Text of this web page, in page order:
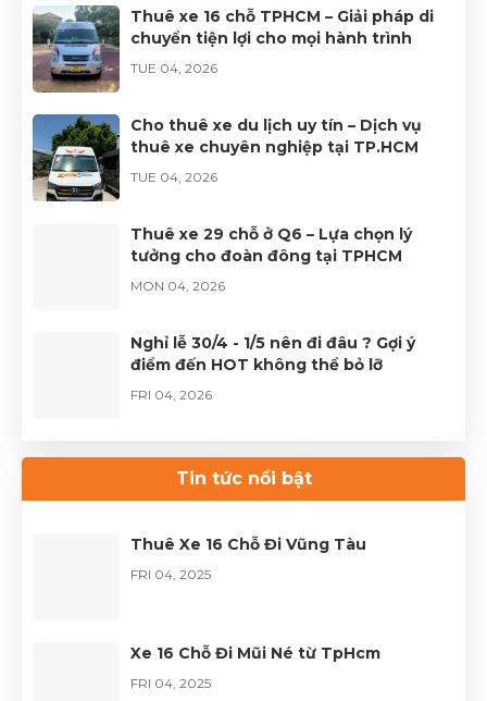
Thuê xe 16 chỗ TPHCM – Giải pháp di
chuyển tiện lợi cho mọi hành trình
TUE 04, 2026
Cho thuê xe du lịch uy tín – Dịch vụ
thuê xe chuyên nghiệp tại TP.HCM
TUE 04, 2026
Thuê xe 29 chỗ ở Q6 – Lựa chọn lý
tưởng cho đoàn đông tại TPHCM
MON 04, 2026
Nghỉ lễ 30/4 - 1/5 nên đi đâu ? Gợi ý
điểm đến HOT không thể bỏ lỡ
FRI 04, 2026
– Hành trình đầy trọn vẹn
FRI 04, 2026
Tin tức nổi bật
Thuê Xe 16 Chỗ Đi Vũng Tàu
FRI 04, 2025
Xe 16 Chỗ Đi Mũi Né từ TpHcm
FRI 04, 2025